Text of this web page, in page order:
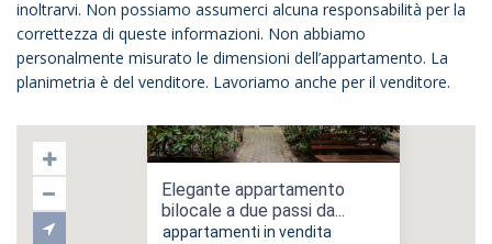
inoltrarvi. Non possiamo assumerci alcuna responsabilità per la
correttezza di queste informazioni. Non abbiamo
personalmente misurato le dimensioni dell’appartamento. La
planimetria è del venditore. Lavoriamo anche per il venditore.
Elegante appartamento
bilocale a due passi da...
appartamenti in vendita